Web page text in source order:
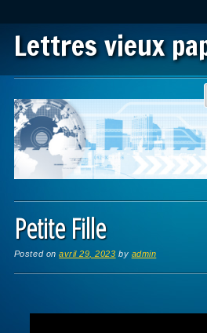
Lettres vieux
Main menu
Petite Fille
Posted onavril 29, 2023 by admin